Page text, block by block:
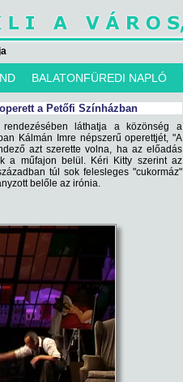
BALATONFÜREDI NAPLÓ
a Petőfi Színházban
láthatja a közönség a
Kálmán Imre népszerű operettjét, "A
azt szerette volna, ha az előadás
a műfajon belül. Kéri Kitty szerint az
túl sok felesleges "cukormáz"
belőle az irónia.